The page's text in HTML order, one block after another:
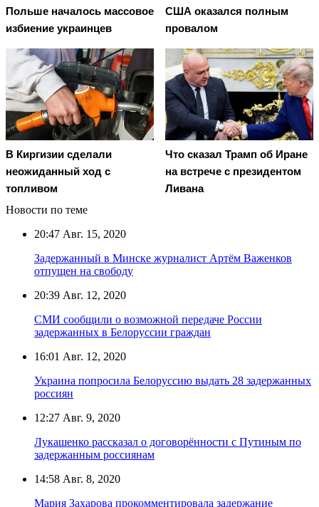
Польше началось массовое
избиение украинцев
США оказался полным
провалом
В Киргизии сделали
неожиданный ход с
топливом
Что сказал Трамп об Иране
на встрече с президентом
Ливана
Новости по теме
20:47 Авг. 15, 2020
Задержанный в Минске журналист Артём Важенков
отпущен на свободу
20:39 Авг. 12, 2020
СМИ сообщили о возможной передаче России
задержанных в Белоруссии граждан
16:01 Авг. 12, 2020
Украина попросила Белоруссию выдать 28 задержанных
россиян
12:27 Авг. 9, 2020
Лукашенко рассказал о договорённости с Путиным по
задержанным россиянам
14:58 Авг. 8, 2020
Мария Захарова прокомментировала задержание